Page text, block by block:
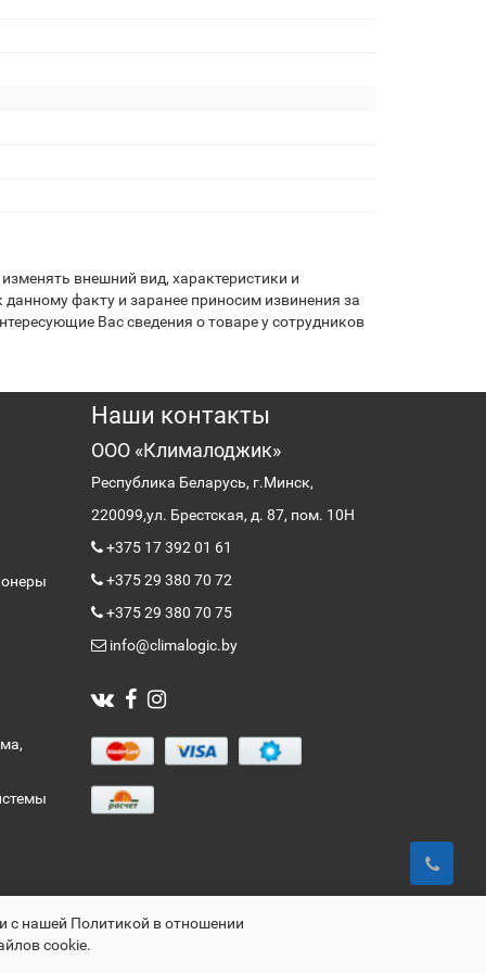
внешний вид, характеристики и
факту и заранее приносим извинения за
Вас сведения о товаре у сотрудников
Наши контакты
ООО «Клималоджик»
Республика Беларусь, г.Минск,
220099,ул. Брестская, д. 87, пом. 10Н
+375 17 392 01 61
+375 29 380 70 72
+375 29 380 70 75
info@climalogic.by
с нашей Политикой в отношении
cookie.